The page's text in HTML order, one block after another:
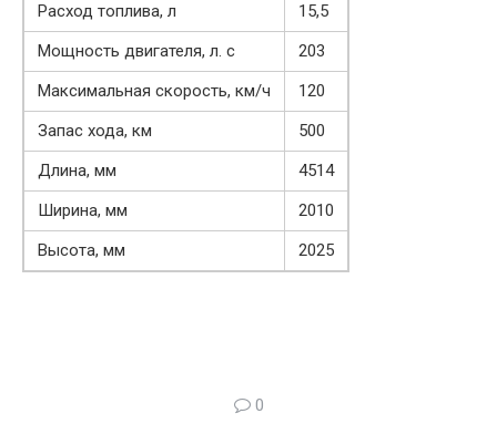
Расход топлива, л
15,5
Мощность двигателя, л. с
203
Максимальная скорость, км/ч
120
Запас хода, км
500
Длина, мм
4514
Ширина, мм
2010
Высота, мм
2025
0